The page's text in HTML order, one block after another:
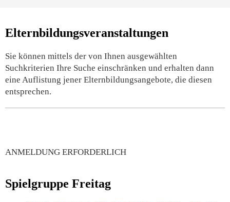
Elternbildungsveranstaltungen
Sie können mittels der von Ihnen ausgewählten
Suchkriterien Ihre Suche einschränken und erhalten dann
eine Auflistung jener Elternbildungsangebote, die diesen
entsprechen.
ANMELDUNG ERFORDERLICH
Spielgruppe Freitag